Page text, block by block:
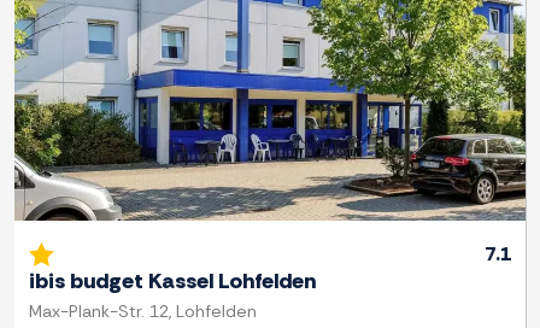
7.1
ibis budget Kassel Lohfelden
Max-Plank-Str. 12, Lohfelden